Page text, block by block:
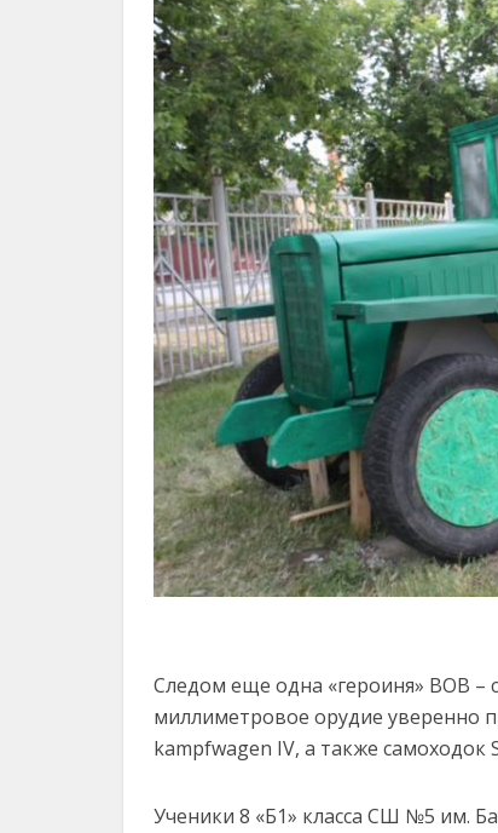
Следом еще одна «героиня» ВОВ –
миллиметровое орудие уверенно
kampfwagen IV, а также самоходок
Ученики 8 «Б1» класса СШ №5 им.